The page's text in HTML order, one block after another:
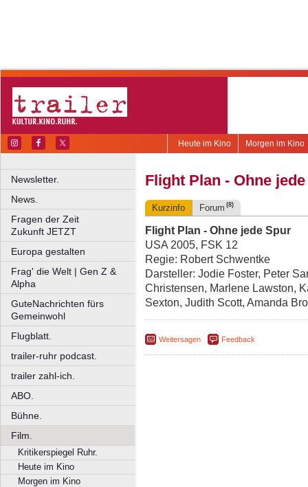
Morgen im Kino
Heute im Kino
Newsletter.
News.
Fragen der Zeit
Zukunft JETZT
Europa gestalten
Frag' die Welt | Gen Z &
Alpha
GuteNachrichten fürs
Gemeinwohl
Flugblatt.
trailer-ruhr podcast.
trailer zahl-ich.
ABO.
Bühne.
Film.
Kritikerspiegel Ruhr.
Heute im Kino
Morgen im Kino
Flight Plan - Ohne
Kurzinfo Forum (8)
Flight Plan - Ohne jede Spur
USA 2005, FSK 12
Regie: Robert Schwentke
Darsteller: Jodie Foster, Peter
Christensen, Marlene Lawston,
Sexton, Judith Scott, Amanda
Weitersagen Feedback